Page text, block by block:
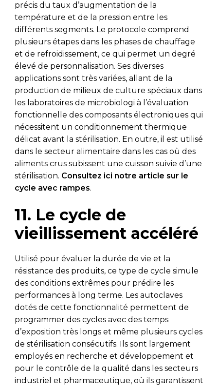
précis du taux d’augmentation de la
température et de la pression entre les
différents segments. Le protocole comprend
plusieurs étapes dans les phases de chauffage
et de refroidissement, ce qui permet un degré
élevé de personnalisation. Ses diverses
applications sont très variées, allant de la
production de milieux de culture spéciaux dans
les laboratoires de microbiologi à l’évaluation
fonctionnelle des composants électroniques qui
nécessitent un conditionnement thermique
délicat avant la stérilisation. En outre, il est utilisé
dans le secteur alimentaire dans les cas où des
aliments crus subissent une cuisson suivie d’une
stérilisation. Consultez ici notre article sur le
cycle avec rampes.
11. Le cycle de
vieillissement accéléré
Utilisé pour évaluer la durée de vie et la
résistance des produits, ce type de cycle simule
des conditions extrêmes pour prédire les
performances à long terme. Les autoclaves
dotés de cette fonctionnalité permettent de
programmer des cycles avec des temps
d’exposition très longs et même plusieurs cycles
de stérilisation consécutifs. Ils sont largement
employés en recherche et développement et
pour le contrôle de la qualité dans les secteurs
industriel et pharmaceutique, où ils garantissent